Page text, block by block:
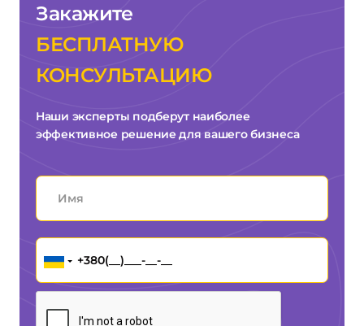
Закажите
БЕСПЛАТНУЮ
КОНСУЛЬТАЦИЮ
Наши эксперты подберут наиболее
эффективное решение для вашего бизнеса